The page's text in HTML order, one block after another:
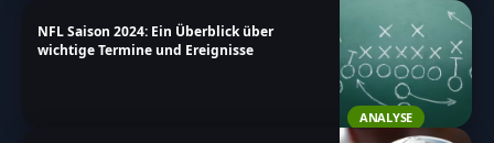
ANALYSE
NFL Saison 2024: Ein Überblick über
wichtige Termine und Ereignisse